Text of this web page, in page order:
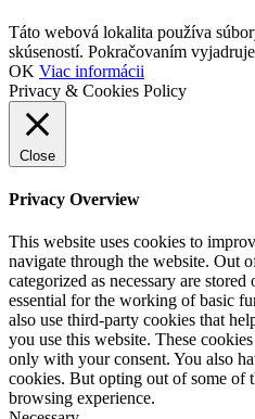
Táto webová lokalita používa
skúseností. Pokračovaním
OK Viac informácii
Privacy & Cookies Policy
Close
Privacy Overview
This website uses cookies to
navigate through the website. Out
categorized as necessary are
essential for the working of basic
also use third-party cookies that
you use this website. These
only with your consent. You also
cookies. But opting out of some of
browsing experience.